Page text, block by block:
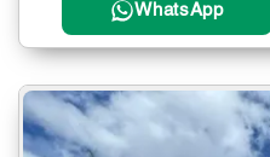
WhatsApp